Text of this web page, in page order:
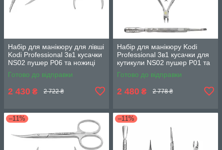
Набір для манікюру для лівші
Kodi Professional 3в1 кусачки
NS02 пушер P06 та ножиці
S04
Готово до відправки
2 430 ₴ 2 722 ₴
Набір для манікюру Kodi
Professional 3в1 кусачки для
кутикули NS02 пушер P01 та
ножиці S01
Готово до відправки
2 480 ₴ 2 778 ₴
–11% –11%